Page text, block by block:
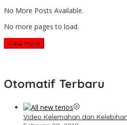
No More Posts Available.
No more pages to load.
View More
Otomatif Terbaru
Video Kelemahan dan